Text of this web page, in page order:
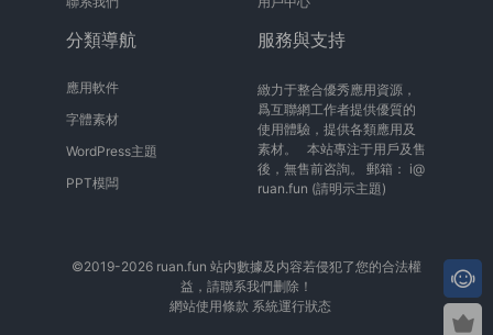
分類導航
應用軟件
字體素材
WordPress主題
PPT模闆
服務與支持
緻力于整合優秀應用資源，
爲互聯網工作者提供優質的
使用體驗，提供各類應用及
素材。 本站專注于用戶及售
後，無售前咨詢。 郵箱： i@
ruan.fun (請明示主題)
©2019-2026 ruan.fun 站内數據及内容若侵犯了您的合法權
益，請聯系我們删除！
網站使用條款 系統運行狀态